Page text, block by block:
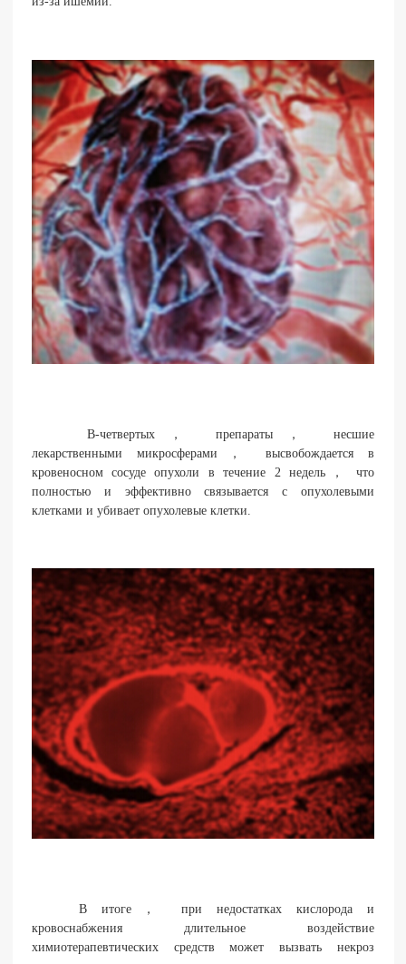
В-четвертых， препараты， несшие
лекарственными микросферами， высвобождается в
кровеносном сосуде опухоли в течение 2 недель， что
полностью и эффективно связывается с опухолевыми
клетками и убивает опухолевые клетки.
В итоге， при недостатках кислорода и
кровоснабжения длительное воздействие
химиотерапевтических средств может вызвать некроз